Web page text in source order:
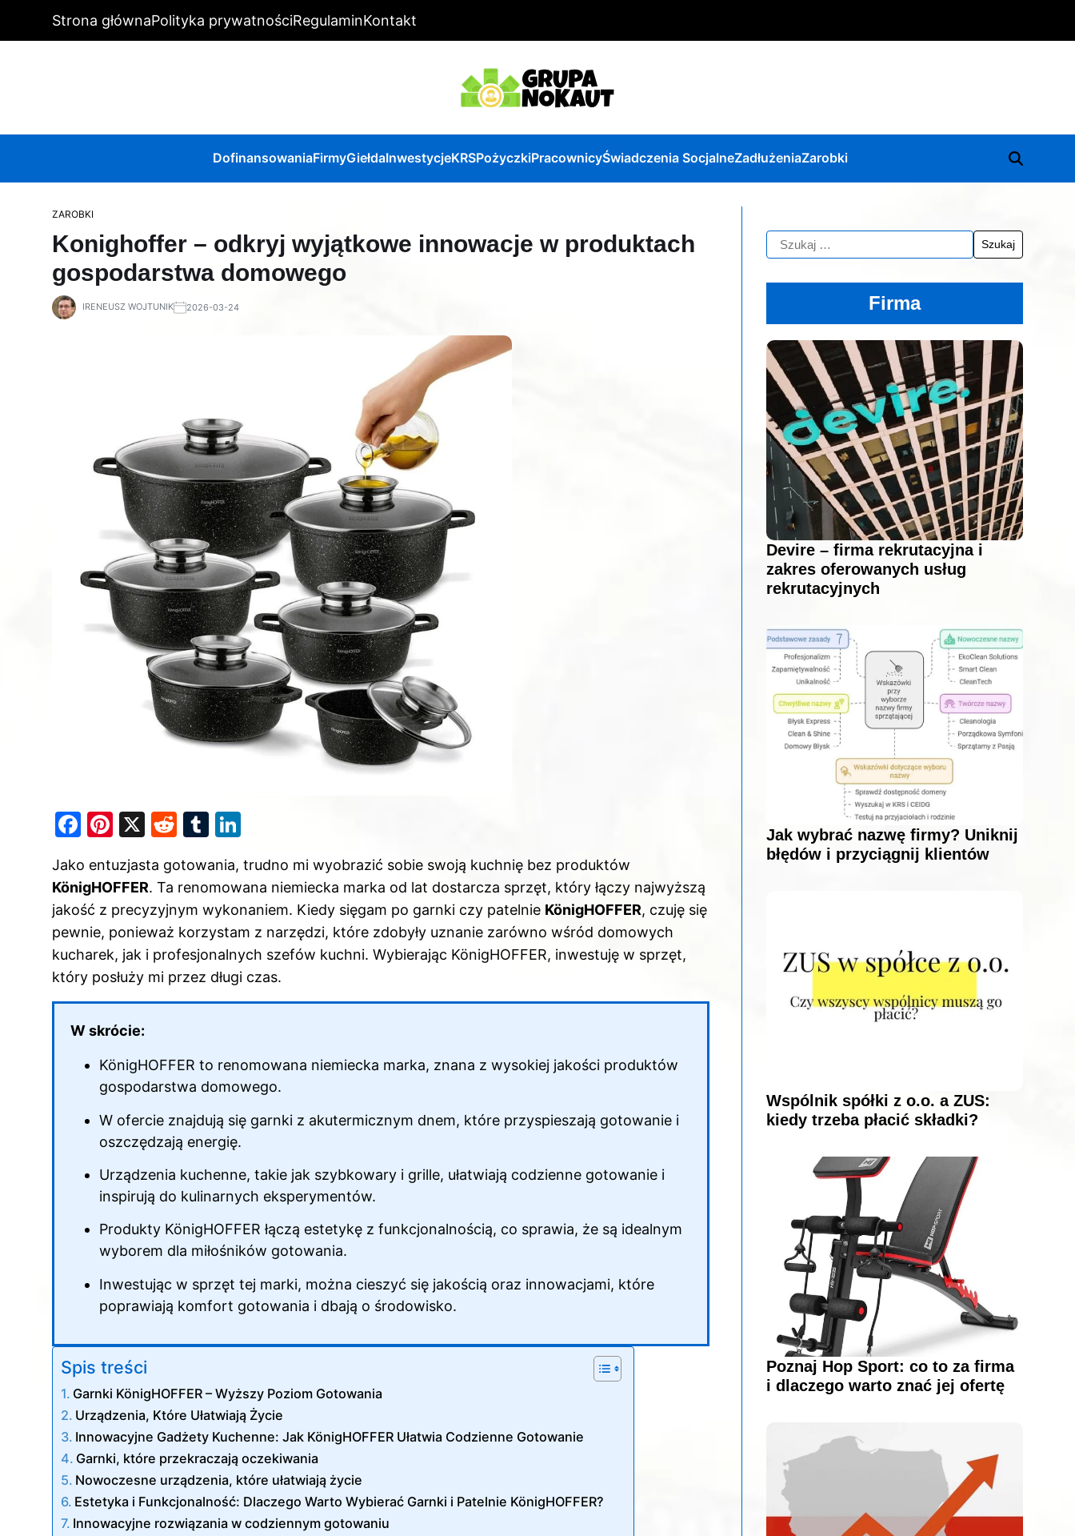
Strona głównaPolityka prywatnościRegulaminKontakt
DofinansowaniaFirmyGiełdaInwestycjeKRSPożyczkiPracownicyŚwiadczenia SocjalneZadłużeniaZarobki
ZAROBKI
Konighoffer – odkryj wyjątkowe innowacje w produktach
gospodarstwa domowego
IRENEUSZ WOJTUNIK 2026-03-24
F
c
e
b
o
o
k
Pi
er
e
st
X
R
d
di
t
T
m
bl
r
k
e
dI
n
Jako entuzjasta gotowania, trudno mi wyobrazić sobie swoją kuchnię bez produktów
KönigHOFFER. Ta renomowana niemiecka marka od lat dostarcza sprzęt, który łączy najwyższą
jakość z precyzyjnym wykonaniem. Kiedy sięgam po garnki czy patelnie KönigHOFFER, czuję się
pewnie, ponieważ korzystam z narzędzi, które zdobyły uznanie zarówno wśród domowych
kucharek, jak i profesjonalnych szefów kuchni. Wybierając KönigHOFFER, inwestuję w sprzęt,
który posłuży mi przez długi czas.
W skrócie:
KönigHOFFER to renomowana niemiecka marka, znana z wysokiej jakości produktów
gospodarstwa domowego.
W ofercie znajdują się garnki z akutermicznym dnem, które przyspieszają gotowanie i
oszczędzają energię.
Urządzenia kuchenne, takie jak szybkowary i grille, ułatwiają codzienne gotowanie i
inspirują do kulinarnych eksperymentów.
Produkty KönigHOFFER łączą estetykę z funkcjonalnością, co sprawia, że są idealnym
wyborem dla miłośników gotowania.
Inwestując w sprzęt tej marki, można cieszyć się jakością oraz innowacjami, które
poprawiają komfort gotowania i dbają o środowisko.
Spis treści
Garnki KönigHOFFER – Wyższy Poziom Gotowania
Urządzenia, Które Ułatwiają Życie
Innowacyjne Gadżety Kuchenne: Jak KönigHOFFER Ułatwia Codzienne Gotowanie
Garnki, które przekraczają oczekiwania
Nowoczesne urządzenia, które ułatwiają życie
Estetyka i Funkcjonalność: Dlaczego Warto Wybierać Garnki i Patelnie KönigHOFFER?
Innowacyjne rozwiązania w codziennym gotowaniu
Firma
Devire – firma rekrutacyjna i
zakres oferowanych usług
rekrutacyjnych
Jak wybrać nazwę firmy? Uniknij
błędów i przyciągnij klientów
Wspólnik spółki z o.o. a ZUS:
kiedy trzeba płacić składki?
Poznaj Hop Sport: co to za firma
i dlaczego warto znać jej ofertę